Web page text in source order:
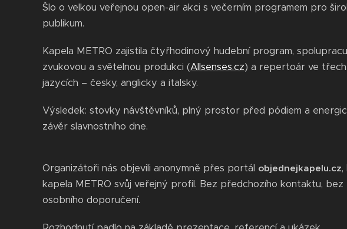
Šlo o velkou veřejnou open-air akci s večerním programem pro
publikum.
Kapela METRO zajistila čtyřhodinový hudební program,
zvukovou a světelnou produkci (Allsenses.cz) a repertoár ve třech
jazycích – česky, anglicky a italsky.
Výsledek: stovky návštěvníků, plný prostor před pódiem a
závěr slavnostního dne.
Organizátoři nás objevili anonymně přes portál objednejkapelu.cz,
kapela METRO svůj veřejný profil. Bez předchozího kontaktu, bez
osobního doporučení.